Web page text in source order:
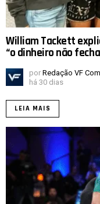
William Tackett
“o dinheiro não
por Redação VF
há 30 dias
LEIA MAIS